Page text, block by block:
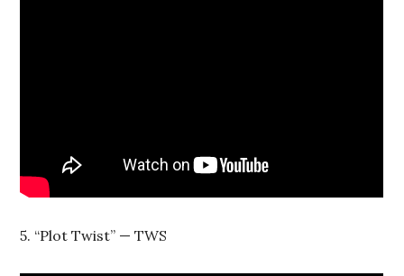
5. “Plot Twist” — TWS